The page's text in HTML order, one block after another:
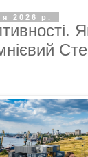
2026 р.